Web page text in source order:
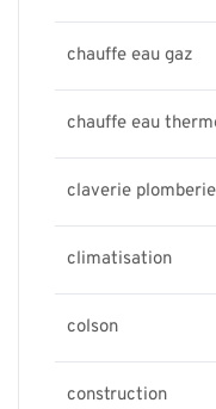
chauffe eau gaz
chauffe eau
claverie plomberie
climatisation
colson
construction